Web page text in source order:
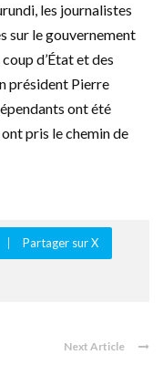
les journalistes
sur le gouvernement
d’État et des
président Pierre
ont été
pris le chemin de
Partager sur X
Next Article